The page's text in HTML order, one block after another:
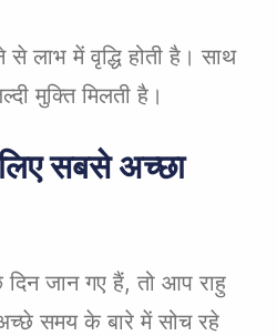
से लाभ में वृद्धि होती है। साथ
मुक्ति मिलती है।
सबसे अच्छा
जान गए हैं, तो आप राहु
समय के बारे में सोच रहे